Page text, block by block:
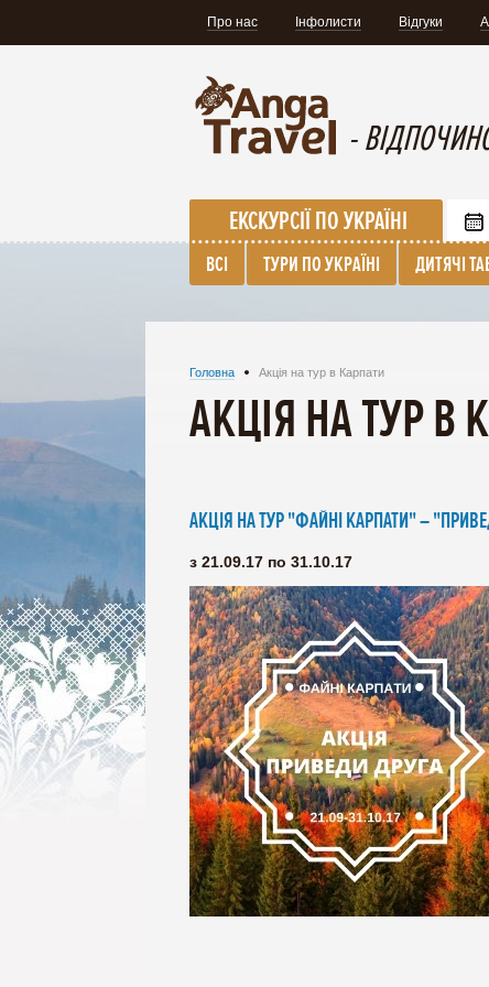
Про нас Інфолисти Відгуки
-
ЕКСКУРСІЇ ПО УКРАЇНІ
ВСІ ТУРИ ПО УКРАЇНІ ДИТЯЧІ
Головна Акція на тур в Карпати
АКЦІЯ НА ТУР В
АКЦІЯ НА ТУР "ФАЙНІ КАРПАТИ" –
з 21.09.17 по 31.10.17